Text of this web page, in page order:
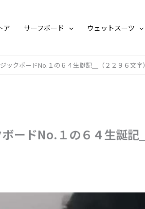
ア サーフボード ウェットスーツ
ックボードNo.１の６４生誕記＿（２２９６文字）
ードNo.１の６４生誕記＿